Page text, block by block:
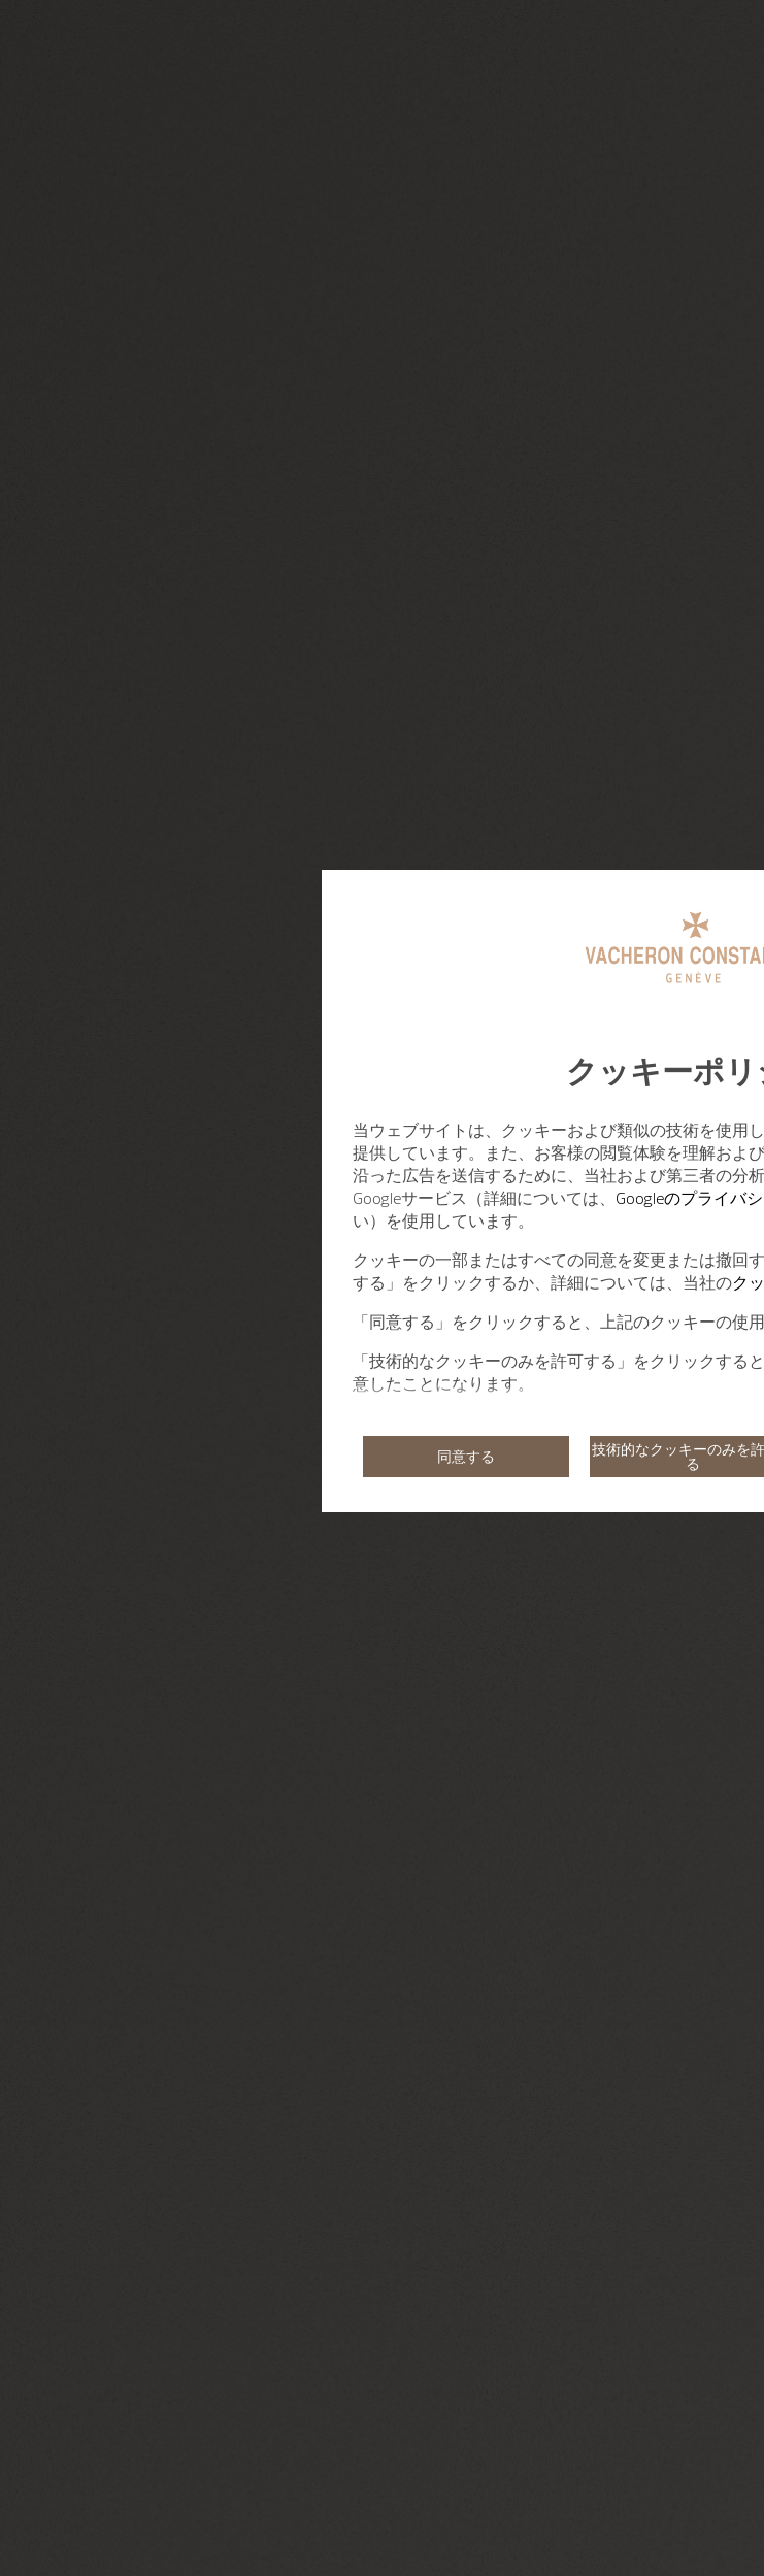
クッキーポ
当ウェブサイトは、クッキーおよび類似の技術を使用
提供しています。また、お客様の閲覧体験を理解およ
沿った広告を送信するために、当社および第三者の分
Googleサービス（詳細については、 Googleのプライバ
い）を使用しています。
クッキーの一部またはすべての同意を変更または撤回
する」をクリックするか、詳細については、当社のク
「同意する」をクリックすると、上記のクッキーの使
「技術的なクッキーのみを許可する」をクリックする
意したことになります。
同意する 技術的なクッキーのみを
る